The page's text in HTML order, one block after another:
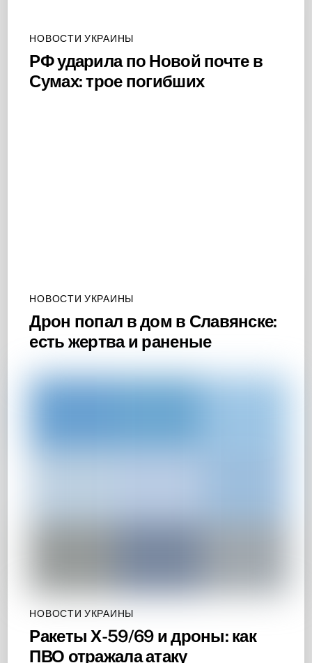
НОВОСТИ УКРАИНЫ
РФ ударила по Новой почте в
Сумах: трое погибших
НОВОСТИ УКРАИНЫ
Дрон попал в дом в Славянске:
есть жертва и раненые
НОВОСТИ УКРАИНЫ
Ракеты Х-59/69 и дроны: как
ПВО отражала атаку